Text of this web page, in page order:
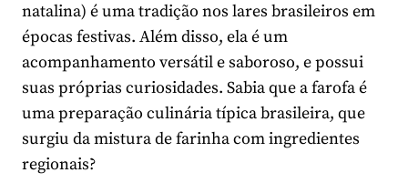
natalina) é uma tradição nos lares brasileiros em
épocas festivas. Além disso, ela é um
acompanhamento versátil e saboroso, e possui
suas próprias curiosidades. Sabia que a farofa é
uma preparação culinária típica brasileira, que
surgiu da mistura de farinha com ingredientes
regionais?